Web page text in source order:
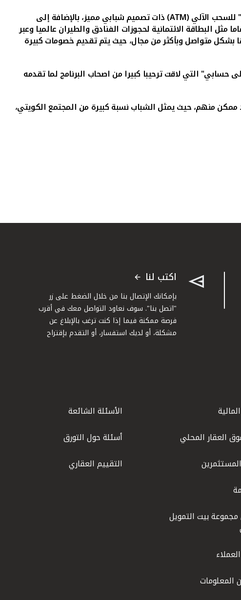
الآلي (ATM) ذات تصميم شبابي مميز، بالإضافة إلى
البطاقة الائتمانية لحجوزات الفنادق والطيران عالميا وعبر
بشكل متواصل وبأكثر من مجال، حيث يتم تقديم خصومات كبيرة
التي لاقت ترحيبا كبيرا من اصحاب البرنامج لما تقدمه
منهم، حيث يمثل الشباب نسبة كبيرة من المجتمع الكويتي،
اكتب لنا
بإمكانك الإتصال بنا من خلال الضغط على زر
"اتصل بنا". سوف نعاود التواصل معك في أقرب
فرصة ممكنة فيما إذا كنت ترغب بالإبلاغ عن
مشكلة، أو لديك استفسار، أو التقدم بإقتراح
العقار المحلي
بيت التمويل
المعلومات
الأسئلة الشائعة
أسئلة حول التورق
التقييم العقاري